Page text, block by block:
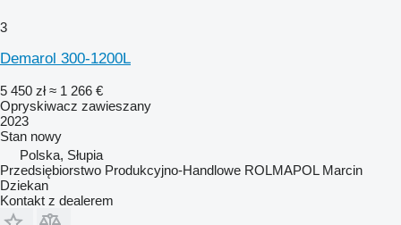
3
Demarol 300-1200L
5 450 zł ≈ 1 266 €
Opryskiwacz zawieszany
2023
Stan nowy
Polska, Słupia
Przedsiębiorstwo Produkcyjno-Handlowe ROLMAPOL Marcin
Dziekan
Kontakt z dealerem